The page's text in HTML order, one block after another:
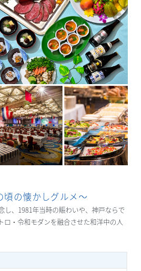
の懐かしグルメ～
し、1981年当時の賑わいや、神戸ならで
・令和モダンを融合させた和洋中の人